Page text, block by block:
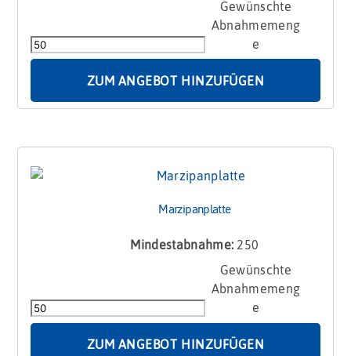
Karte
Menge
ZUM ANGEBOT HINZUFÜGEN
Marzipanplatte
Mindestabnahme: 250
ZUM ANGEBOT HINZUFÜGEN